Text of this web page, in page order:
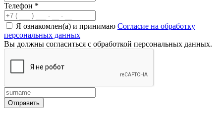
Телефон *
Я ознакомлен(а) и принимаю Согласие на обработку
персональных данных
Вы должны согласиться с обработкой персональных данных.